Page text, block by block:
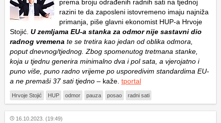
prema broju odrađenih radnih sati na tjednoj
razini te da zaposleni istovremeno imaju najniža
primanja, piše glavni ekonomist HUP-a Hrvoje
Stojić. U zemljama EU-a stanka za odmor nije sastavni dio
radnog vremena te se tretira kao jedan od oblika odmora,
poput dnevnog/tjednog. Zbog spomenutog tretmana stanke,
koja u tjednu generira minimalno dva i pol sata, a vjerojatno i
puno više, puno radno vrijeme po usporedivim standardima EU-
a ne premaši 37 sati tjedno – kaže. tportal
Hrvoje Stojić HUP odmor pauza posao radni sati
16.10.2023. (19:49)